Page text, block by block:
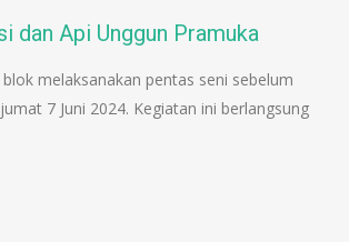
dan Api Unggun Pramuka
melaksanakan pentas seni sebelum
7 Juni 2024. Kegiatan ini berlangsung